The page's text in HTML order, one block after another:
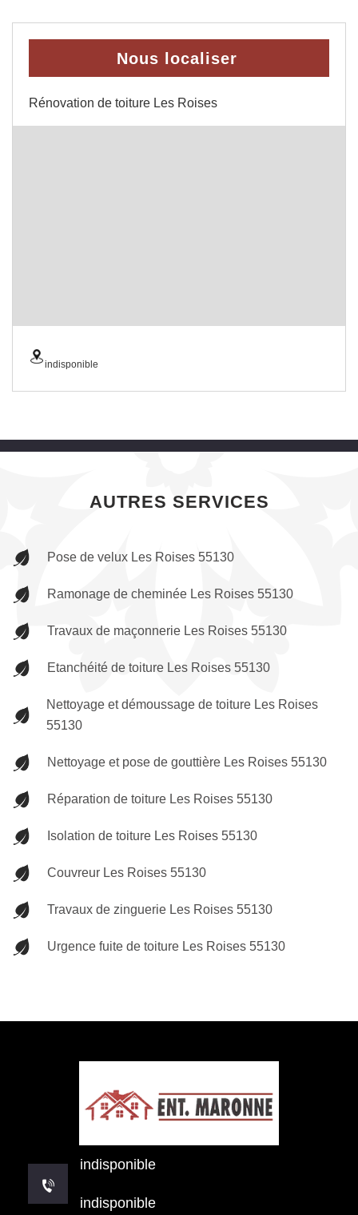
Nous localiser
Rénovation de toiture Les Roises
indisponible
AUTRES SERVICES
Pose de velux Les Roises 55130
Ramonage de cheminée Les Roises 55130
Travaux de maçonnerie Les Roises 55130
Etanchéité de toiture Les Roises 55130
Nettoyage et démoussage de toiture Les Roises
55130
Nettoyage et pose de gouttière Les Roises 55130
Réparation de toiture Les Roises 55130
Isolation de toiture Les Roises 55130
Couvreur Les Roises 55130
Travaux de zinguerie Les Roises 55130
Urgence fuite de toiture Les Roises 55130
indisponible
indisponible